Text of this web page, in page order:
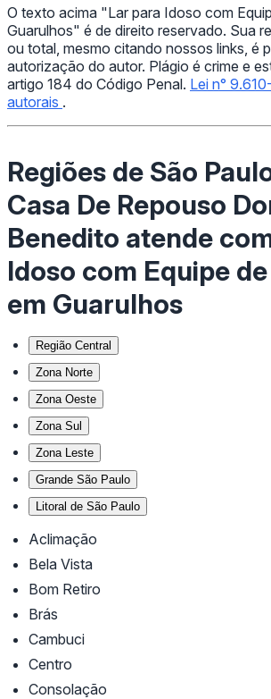
O texto acima "Lar para Idoso com
Guarulhos" é de direito reservado. Sua
ou total, mesmo citando nossos links, é
autorização do autor. Plágio é crime e
artigo 184 do Código Penal. Lei n°
autorais .
Regiões de São
Casa De Repouso
Benedito atende
Idoso com Equipe
em Guarulhos
Região Central
Zona Norte
Zona Oeste
Zona Sul
Zona Leste
Grande São Paulo
Litoral de São Paulo
Aclimação
Bela Vista
Bom Retiro
Brás
Cambuci
Centro
Consolação